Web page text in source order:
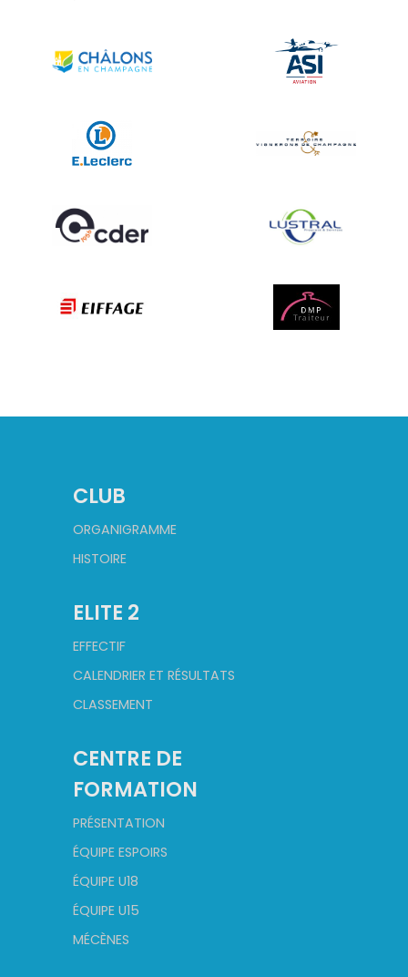
CLUB
ORGANIGRAMME
HISTOIRE
ELITE 2
EFFECTIF
CALENDRIER ET RÉSULTATS
CLASSEMENT
CENTRE DE
FORMATION
PRÉSENTATION
ÉQUIPE ESPOIRS
ÉQUIPE U18
ÉQUIPE U15
MÉCÈNES